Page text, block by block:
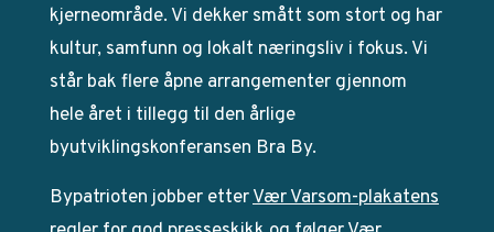
kjerneområde. Vi dekker smått som stort og har
kultur, samfunn og lokalt næringsliv i fokus. Vi
står bak flere åpne arrangementer gjennom
hele året i tillegg til den årlige
byutviklingskonferansen Bra By.
Bypatrioten jobber etterVær Varsom-plakatens